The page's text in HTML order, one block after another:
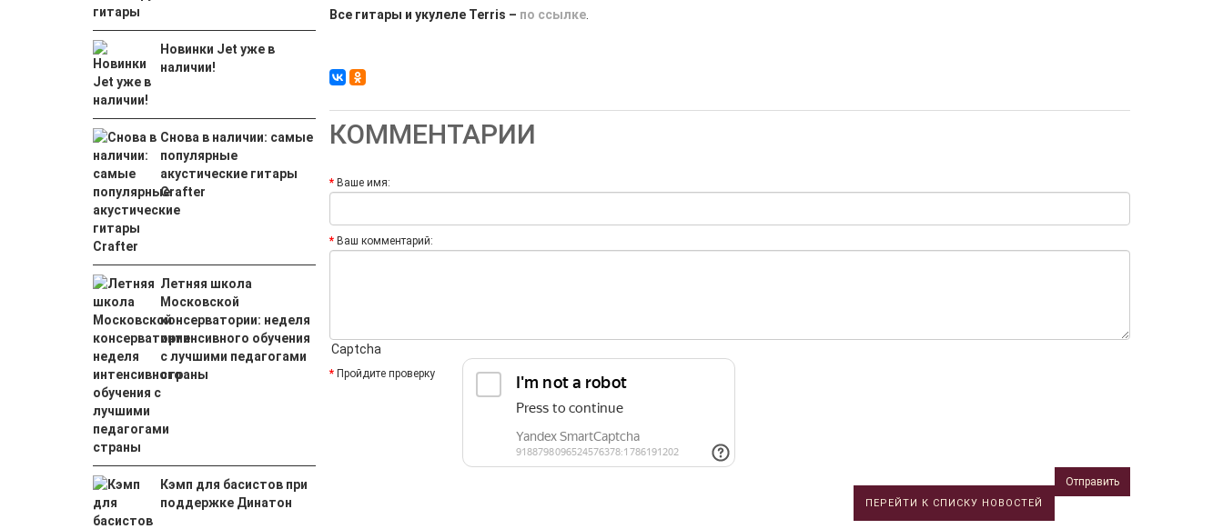
Новинки Jet уже в
наличии!
Снова в наличии: самые
популярные
акустические гитары
Crafter
Летняя школа
Московской
консерватории: неделя
интенсивного обучения
с лучшими педагогами
страны
Кэмп для басистов при
поддержке Динатон
Все гитары и укулеле Terris – по ссылке.
КОММЕНТАРИИ
Ваше имя:
Ваш комментарий:
Captcha
Пройдите проверку
Отправить
ПЕРЕЙТИ К СПИСКУ НОВОСТЕЙ